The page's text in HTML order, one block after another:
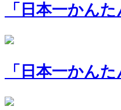
「日本一かん
「日本一かん